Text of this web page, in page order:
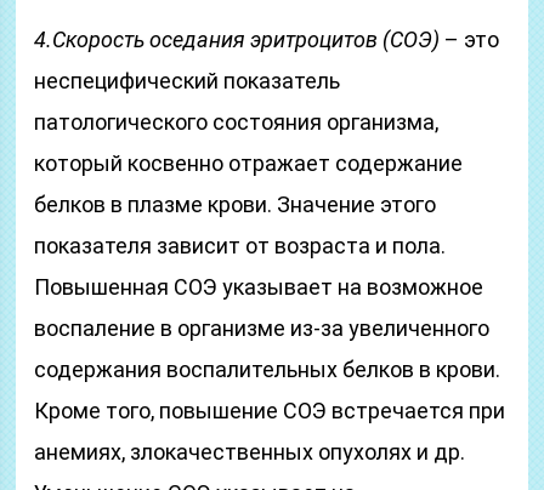
4.Скорость оседания эритроцитов (СОЭ) – это
неспецифический показатель
патологического состояния организма,
который косвенно отражает содержание
белков в плазме крови. Значение этого
показателя зависит от возраста и пола.
Повышенная СОЭ указывает на возможное
воспаление в организме из-за увеличенного
содержания воспалительных белков в крови.
Кроме того, повышение СОЭ встречается при
анемиях, злокачественных опухолях и др.